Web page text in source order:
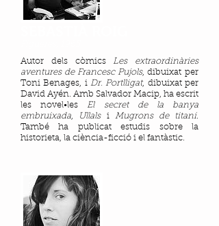
Autor dels còmicsLes extraordinàries
aventures de Francesc Pujols, dibuixat per
Toni Benages, i Dr. Portlligat, dibuixat per
David Ayén. Amb Salvador Macip, ha escrit
les novel•lesEl secret de la banya
embruixada, Ullals i Mugrons de titani.
També ha publicat estudis sobre la
historieta, la ciència-ficció i el fantàstic.